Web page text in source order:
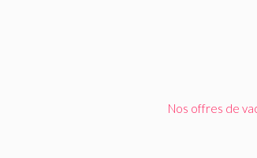
Nos offres de